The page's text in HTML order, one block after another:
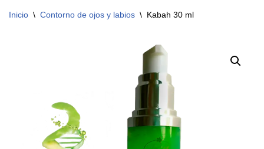
Inicio \ Contorno de ojos y labios \ Kabah 30 ml